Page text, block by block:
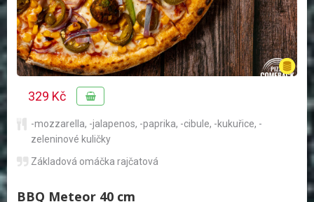
329 Kč
-mozzarella, -jalapenos, -paprika, -cibule, -kukuřice, -
zeleninové kuličky
Základová omáčka rajčatová
BBQ Meteor 40 cm